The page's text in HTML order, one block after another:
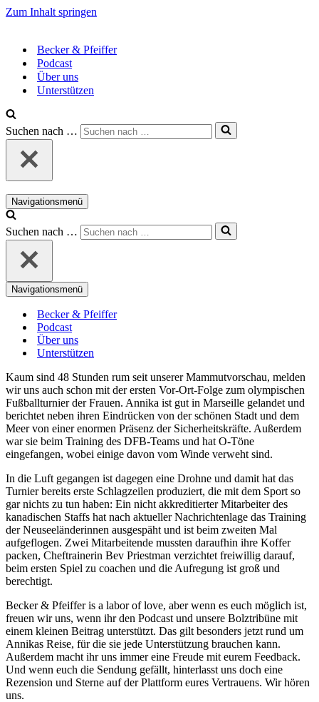
Zum Inhalt springen
Becker & Pfeiffer
Podcast
Über uns
Unterstützen
Suchen nach …
Navigationsmenü
Suchen nach …
Navigationsmenü
Becker & Pfeiffer
Podcast
Über uns
Unterstützen
Kaum sind 48 Stunden rum seit unserer Mammutvorschau, melden
wir uns auch schon mit der ersten Vor-Ort-Folge zum olympischen
Fußballturnier der Frauen. Annika ist gut in Marseille gelandet und
berichtet neben ihren Eindrücken von der schönen Stadt und dem
Meer von einer enormen Präsenz der Sicherheitskräfte. Außerdem
war sie beim Training des DFB-Teams und hat O-Töne
eingefangen, wobei einige davon vom Winde verweht sind.
In die Luft gegangen ist dagegen eine Drohne und damit hat das
Turnier bereits erste Schlagzeilen produziert, die mit dem Sport so
gar nichts zu tun haben: Ein nicht akkreditierter Mitarbeiter des
kanadischen Staffs hat nach aktueller Nachrichtenlage das Training
der Neuseeländerinnen ausgespäht und ist beim zweiten Mal
aufgeflogen. Zwei Mitarbeitende mussten daraufhin ihre Koffer
packen, Cheftrainerin Bev Priestman verzichtet freiwillig darauf,
beim ersten Spiel zu coachen und die Aufregung ist groß und
berechtigt.
Becker & Pfeiffer is a labor of love, aber wenn es euch möglich ist,
freuen wir uns, wenn ihr den Podcast und unsere Bolztribüne mit
einem kleinen Beitrag unterstützt. Das gilt besonders jetzt rund um
Annikas Reise, für die sie jede Unterstützung brauchen kann.
Außerdem macht ihr uns immer eine Freude mit eurem Feedback.
Und wenn euch die Sendung gefällt, hinterlasst uns doch eine
Rezension und Sterne auf der Plattform eures Vertrauens. Wir hören
uns.